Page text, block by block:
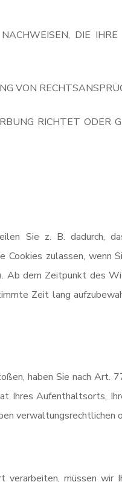
DIE
VON
RICHTET ODER
Sie z. B. dadurch,
zulassen, wenn
Ab dem Zeitpunkt des
Zeit lang
haben Sie nach Art.
Ihres Aufenthaltsorts,
verwaltungsrechtlichen
müssen wir